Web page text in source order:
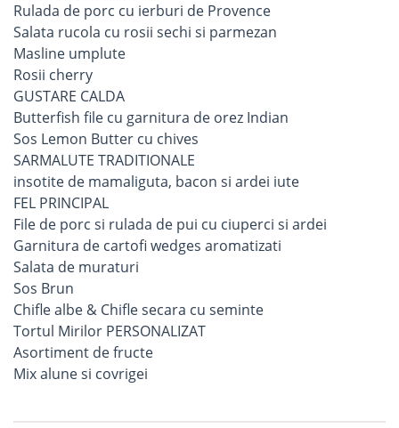
Rulada de porc cu ierburi de Provence
Salata rucola cu rosii sechi si parmezan
Masline umplute
Rosii cherry
GUSTARE CALDA
Butterfish file cu garnitura de orez Indian
Sos Lemon Butter cu chives
SARMALUTE TRADITIONALE
insotite de mamaliguta, bacon si ardei iute
FEL PRINCIPAL
File de porc si rulada de pui cu ciuperci si ardei
Garnitura de cartofi wedges aromatizati
Salata de muraturi
Sos Brun
Chifle albe & Chifle secara cu seminte
Tortul Mirilor PERSONALIZAT
Asortiment de fructe
Mix alune si covrigei